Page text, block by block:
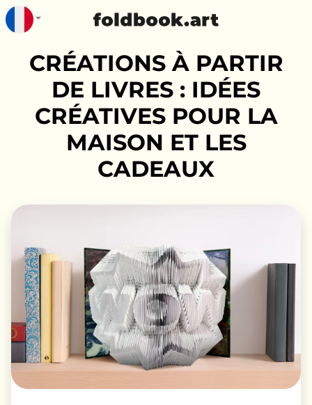
CRÉATIONS À PARTIR
DE LIVRES : IDÉES
CRÉATIVES POUR LA
MAISON ET LES
CADEAUX